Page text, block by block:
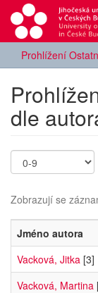
Prohlížení
dle
Zobrazují se
Jméno autora
Vacková, Jitka [3]
Vacková, Martina